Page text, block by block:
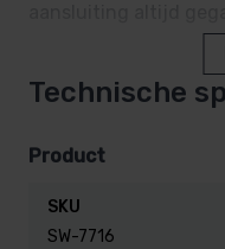
Deze pomp
met O-ring blijven op
Technische
Product
SKU
SW-7716